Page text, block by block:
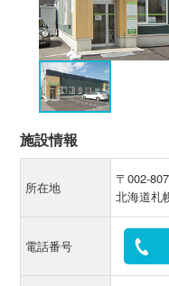
施設情報
所在地
〒002-
北海道札
電話番号